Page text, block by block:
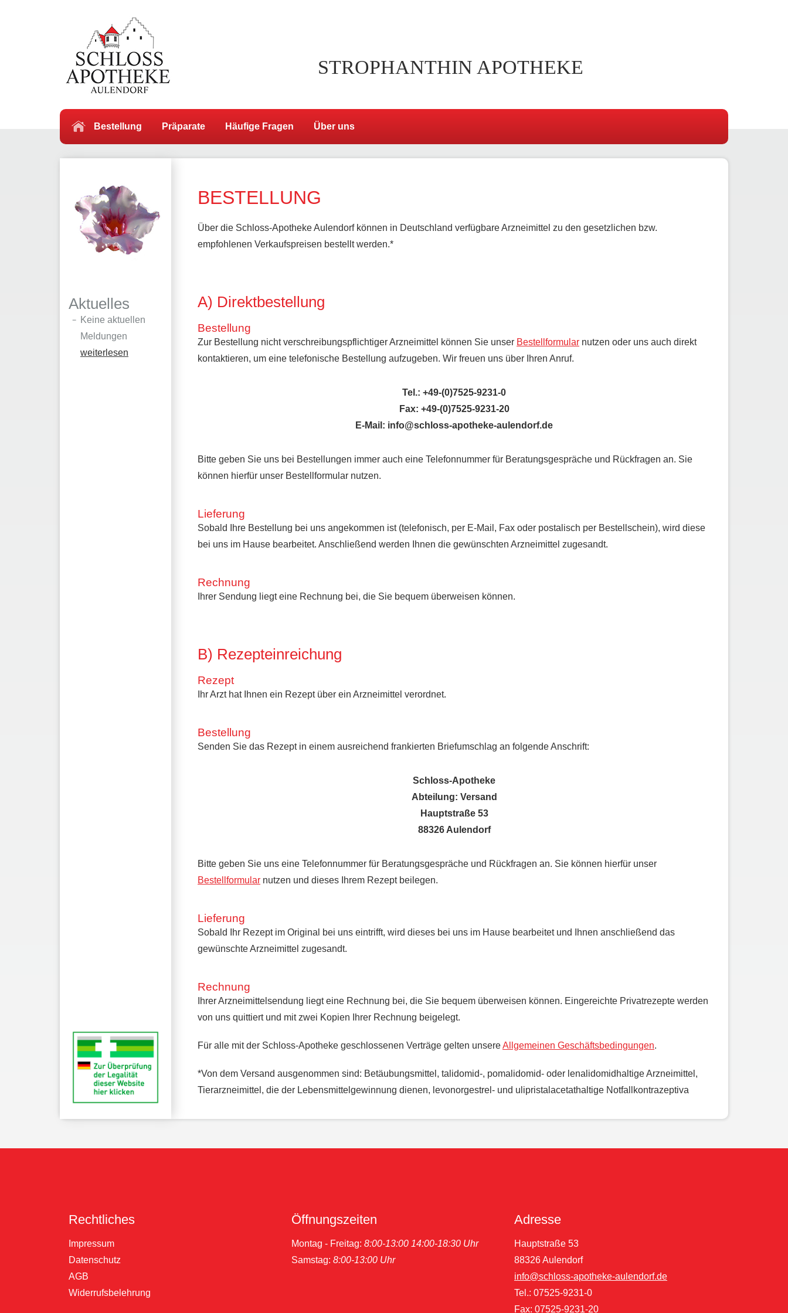
STROPHANTHIN APOTHEKE
Bestellung Präparate Häufige Fragen Über uns
BESTELLUNG
Über die Schloss-Apotheke Aulendorf können in Deutschland verfügbare Arzneimittel zu den gesetzlichen bzw.
empfohlenen Verkaufspreisen bestellt werden.*
A) Direktbestellung
Bestellung
Zur Bestellung nicht verschreibungspflichtiger Arzneimittel können Sie unser Bestellformular nutzen oder uns auch direkt
kontaktieren, um eine telefonische Bestellung aufzugeben. Wir freuen uns über Ihren Anruf.
Tel.: +49-(0)7525-9231-0
Fax: +49-(0)7525-9231-20
E-Mail: info@schloss-apotheke-aulendorf.de
Bitte geben Sie uns bei Bestellungen immer auch eine Telefonnummer für Beratungsgespräche und Rückfragen an. Sie
können hierfür unser Bestellformular nutzen.
Lieferung
Sobald Ihre Bestellung bei uns angekommen ist (telefonisch, per E-Mail, Fax oder postalisch per Bestellschein), wird diese
bei uns im Hause bearbeitet. Anschließend werden Ihnen die gewünschten Arzneimittel zugesandt.
Rechnung
Ihrer Sendung liegt eine Rechnung bei, die Sie bequem überweisen können.
B) Rezepteinreichung
Rezept
Ihr Arzt hat Ihnen ein Rezept über ein Arzneimittel verordnet.
Bestellung
Senden Sie das Rezept in einem ausreichend frankierten Briefumschlag an folgende Anschrift:
Schloss-Apotheke
Abteilung: Versand
Hauptstraße 53
88326 Aulendorf
Bitte geben Sie uns eine Telefonnummer für Beratungsgespräche und Rückfragen an. Sie können hierfür unser
Bestellformular nutzen und dieses Ihrem Rezept beilegen.
Lieferung
Sobald Ihr Rezept im Original bei uns eintrifft, wird dieses bei uns im Hause bearbeitet und Ihnen anschließend das
gewünschte Arzneimittel zugesandt.
Rechnung
Ihrer Arzneimittelsendung liegt eine Rechnung bei, die Sie bequem überweisen können. Eingereichte Privatrezepte werden
von uns quittiert und mit zwei Kopien Ihrer Rechnung beigelegt.
Für alle mit der Schloss-Apotheke geschlossenen Verträge gelten unsereAllgemeinen Geschäftsbedingungen.
*Von dem Versand ausgenommen sind: Betäubungsmittel, talidomid-, pomalidomid- oder lenalidomidhaltige Arzneimittel,
Tierarzneimittel, die der Lebensmittelgewinnung dienen, levonorgestrel- und ulipristalacetathaltige Notfallkontrazeptiva
Aktuelles
Keine aktuellen
Meldungen
weiterlesen
Rechtliches
Impressum
Datenschutz
AGB
Widerrufsbelehrung
Öffnungszeiten
Montag - Freitag: 8:00-13:00 14:00-18:30 Uhr
Samstag: 8:00-13:00 Uhr
Adresse
Hauptstraße 53
88326 Aulendorf
info@schloss-apotheke-aulendorf.de
Tel.: 07525-9231-0
Fax: 07525-9231-20